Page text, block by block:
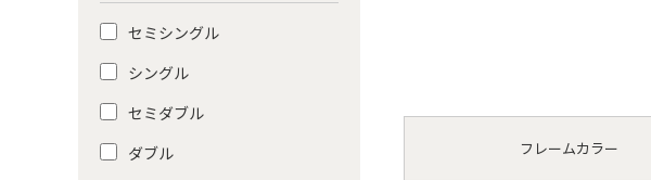
フレームカラー
セミシングル
シングル
セミダブル
ダブル